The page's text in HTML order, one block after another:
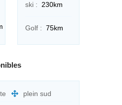
ski : 230km
Golf : 75km
plein sud